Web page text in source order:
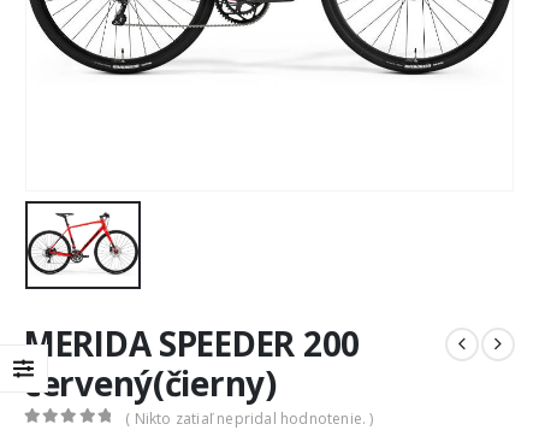
MERIDA SPEEDER 200
červený(čierny)
( Nikto zatiaľ nepridal hodnotenie. )